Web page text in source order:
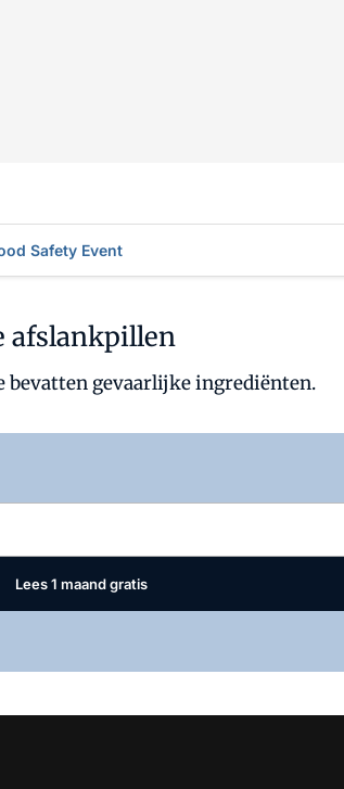
Safety Event
afslankpillen
bevatten gevaarlijke ingrediënten.
Lees 1 maand gratis